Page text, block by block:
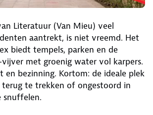
Literatuur (Van Mieu) veel
aantrekt, is niet vreemd. Het
biedt tempels, parken en de
met groenig water vol karpers.
en bezinning. Kortom: de ideale plek
te trekken of ongestoord in
snuffelen.